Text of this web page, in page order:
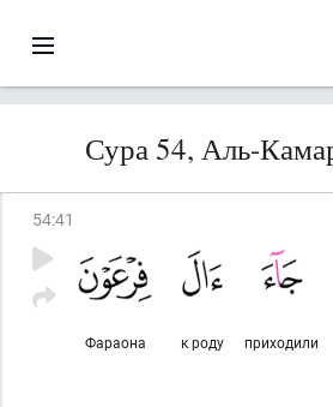
Сура 54, Аль-
54:41
приходили
к роду
Фараона